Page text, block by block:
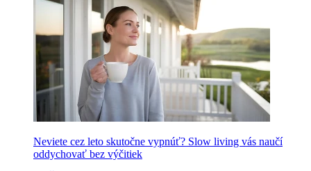
Neviete cez leto skutočne vypnúť? Slow living vás naučí
oddychovať bez výčitiek